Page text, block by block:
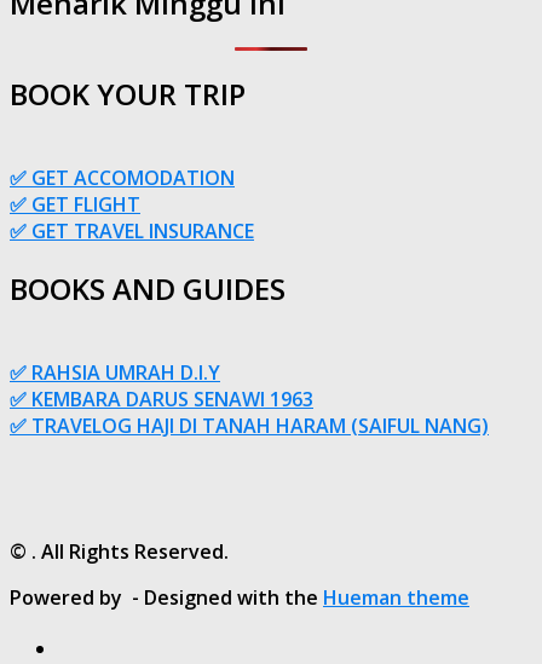
BOOK YOUR TRIP
✅ GET ACCOMODATION
✅ GET FLIGHT
✅ GET TRAVEL INSURANCE
BOOKS AND GUIDES
✅ RAHSIA UMRAH D.I.Y
✅ KEMBARA DARUS SENAWI 1963
✅ TRAVELOG HAJI DI TANAH HARAM (SAIFUL NANG)
© . All Rights Reserved.
Powered by - Designed with the Hueman theme